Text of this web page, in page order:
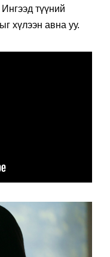
түүний
хүлээн авна уу.